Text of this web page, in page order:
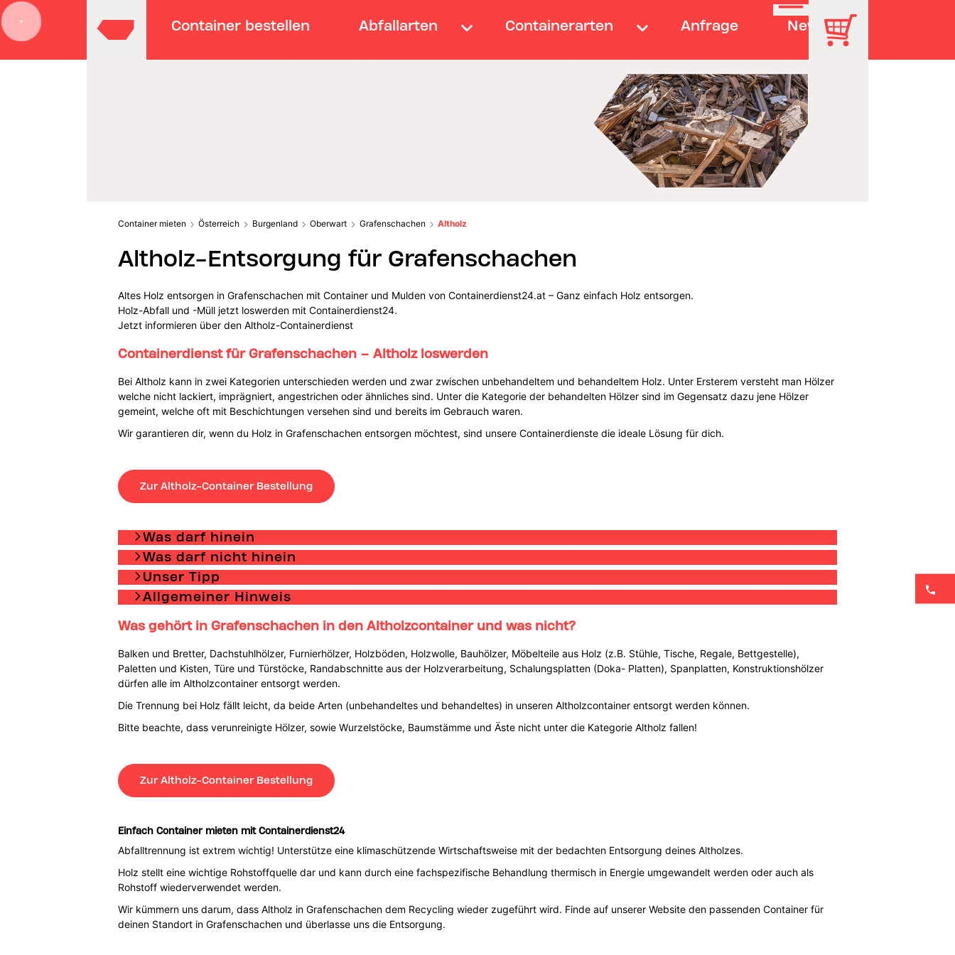
Container bestellen Abfallarten Containerarten Anfrage News
Container mieten Österreich Burgenland Oberwart Grafenschachen Altholz
Altholz-Entsorgung für Grafenschachen
Altes Holz entsorgen in Grafenschachen mit Container und Mulden von Containerdienst24.at – Ganz einfach Holz entsorgen.
Holz-Abfall und -Müll jetzt loswerden mit Containerdienst24.
Jetzt informieren über den Altholz-Containerdienst
Containerdienst für Grafenschachen – Altholz loswerden
Bei Altholz kann in zwei Kategorien unterschieden werden und zwar zwischen unbehandeltem und behandeltem Holz. Unter Ersterem versteht man Hölzer
welche nicht lackiert, imprägniert, angestrichen oder ähnliches sind. Unter die Kategorie der behandelten Hölzer sind im Gegensatz dazu jene Hölzer
gemeint, welche oft mit Beschichtungen versehen sind und bereits im Gebrauch waren.
Wir garantieren dir, wenn du Holz in Grafenschachen entsorgen möchtest, sind unsere Containerdienste die ideale Lösung für dich.
Zur Altholz-Container Bestellung
Was darf hinein
Was darf nicht hinein
Unser Tipp
Allgemeiner Hinweis
Was gehört in Grafenschachen in den Altholzcontainer und was nicht?
Balken und Bretter, Dachstuhlhölzer, Furnierhölzer, Holzböden, Holzwolle, Bauhölzer, Möbelteile aus Holz (z.B. Stühle, Tische, Regale, Bettgestelle),
Paletten und Kisten, Türe und Türstöcke, Randabschnitte aus der Holzverarbeitung, Schalungsplatten (Doka- Platten), Spanplatten, Konstruktionshölzer
dürfen alle im Altholzcontainer entsorgt werden.
Die Trennung bei Holz fällt leicht, da beide Arten (unbehandeltes und behandeltes) in unseren Altholzcontainer entsorgt werden können.
Bitte beachte, dass verunreinigte Hölzer, sowie Wurzelstöcke, Baumstämme und Äste nicht unter die Kategorie Altholz fallen!
Zur Altholz-Container Bestellung
Einfach Container mieten mit Containerdienst24
Abfalltrennung ist extrem wichtig! Unterstütze eine klimaschützende Wirtschaftsweise mit der bedachten Entsorgung deines Altholzes.
Holz stellt eine wichtige Rohstoffquelle dar und kann durch eine fachspezifische Behandlung thermisch in Energie umgewandelt werden oder auch als
Rohstoff wiederverwendet werden.
Wir kümmern uns darum, dass Altholz in Grafenschachen dem Recycling wieder zugeführt wird. Finde auf unserer Website den passenden Container für
deinen Standort in Grafenschachen und überlasse uns die Entsorgung.